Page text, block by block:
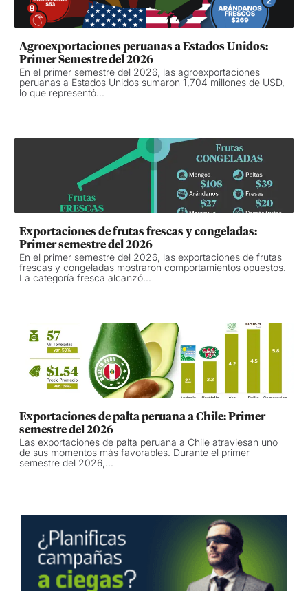
Agroexportaciones peruanas a Estados Unidos:
Primer Semestre del 2026
En el primer semestre del 2026, las agroexportaciones
peruanas a Estados Unidos sumaron 1,704 millones de USD,
lo que representó...
Exportaciones de frutas frescas y congeladas:
Primer semestre del 2026
En el primer semestre del 2026, las exportaciones de frutas
frescas y congeladas mostraron comportamientos opuestos.
La categoría fresca alcanzó...
Exportaciones de palta peruana a Chile: Primer
semestre del 2026
Las exportaciones de palta peruana a Chile atraviesan uno
de sus momentos más favorables. Durante el primer
semestre del 2026,...